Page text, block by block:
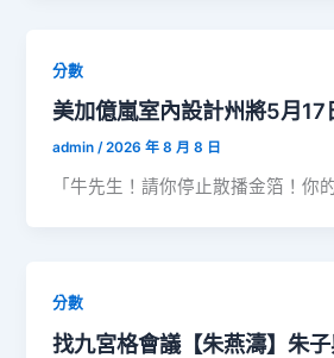
分數
美加億嵐室內設計州將5月17
admin/2026 年 8 月 8 日
「牛先生！請你停止散播金箔！你
分數
找九宮格會議【朱燕濤】朱